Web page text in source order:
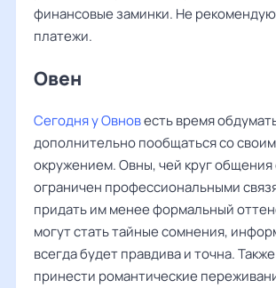
финансовые заминки. Не
платежи.
Овен ‌‌
Сегодня у Овновесть время
дополнительно пообщаться со
окружением. Овны, чей круг общения
ограничен профессиональными
придать им менее формальный
могут стать тайные сомнения,
всегда будет правдива и точна.
принести романтические